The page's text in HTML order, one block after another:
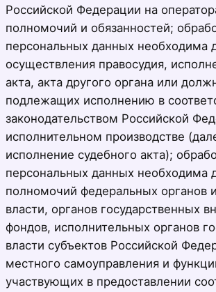
Российской Федерации на
полномочий и обязанностей;
персональных данных необходима
осуществления правосудия,
акта, акта другого органа или
подлежащих исполнению в
законодательством Российской
исполнительном производстве
исполнение судебного акта);
персональных данных необходима
полномочий федеральных органов
власти, органов государственных
фондов, исполнительных органов
власти субъектов Российской
местного самоуправления и
участвующих в предоставлении